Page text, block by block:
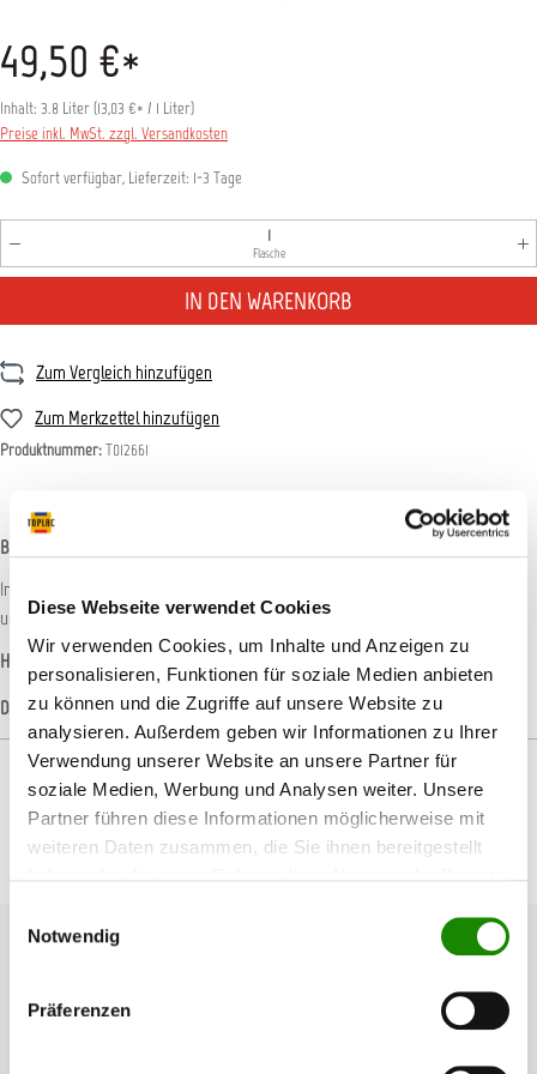
Diese Webseite verwendet Cookies
Wir verwenden Cookies, um Inhalte und Anzeigen zu
personalisieren, Funktionen für soziale Medien anbieten
zu können und die Zugriffe auf unsere Website zu
analysieren. Außerdem geben wir Informationen zu Ihrer
Verwendung unserer Website an unsere Partner für
soziale Medien, Werbung und Analysen weiter. Unsere
Partner führen diese Informationen möglicherweise mit
weiteren Daten zusammen, die Sie ihnen bereitgestellt
Notwendig
Präferenzen
49,50 €*
Inhalt: 3.8 Liter (13,03 €* / 1 Liter)
Preise inkl. MwSt. zzgl. Versandkosten
Sofort verfügbar, Lieferzeit: 1-3 Tage
Produkt Anzahl: Gib den gewünschten Wert ein oder
Flasche
IN DEN WARENKORB
Zum Vergleich hinzufügen
Zum Merkzettel hinzufügen
Produktnummer:T012661
Beschreibung
In der Industrie und im Handwerk sind die Hände das wichtigste
unverzichtbarste Werkzeug. Diese wichtigen Werkzeuge sollten…
Hersteller-Informationen
Datenblätter